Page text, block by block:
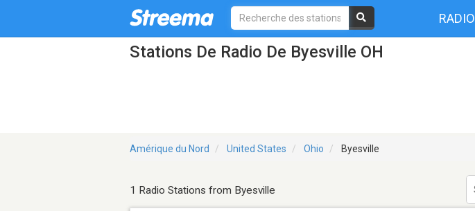
RADIO
Stations De Radio De Byesville OH
Amérique du Nord United States Ohio Byesville
1 Radio Stations from Byesville